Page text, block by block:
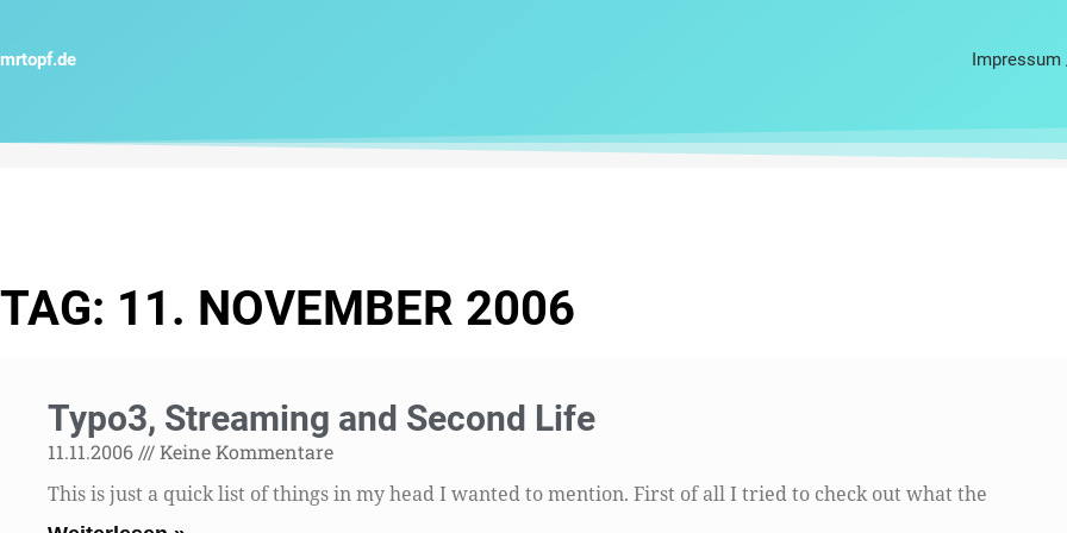
springen
mrtopf.de
TAG: 11. NOVEMBER 2006
Typo3, Streaming and Second Life
11.11.2006 Keine Kommentare
This is just a quick list of things in my head I wanted to mention. First of all I tried to check out what the